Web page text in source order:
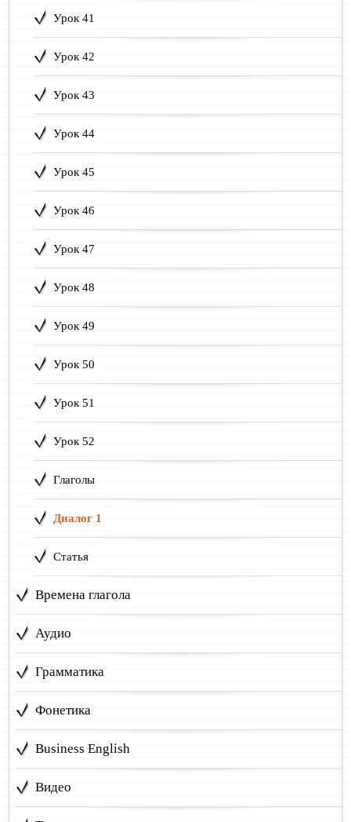
Урок 41
Урок 42
Урок 43
Урок 44
Урок 45
Урок 46
Урок 47
Урок 48
Урок 49
Урок 50
Урок 51
Урок 52
Глаголы
Диалог 1
Статья
Времена глагола
Аудио
Грамматика
Фонетика
Business English
Видео